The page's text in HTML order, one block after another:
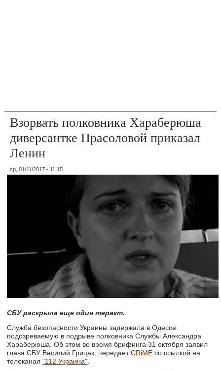
Взорвать полковника Хараберюша
диверсантке Прасоловой приказал
Ленин
ср, 01/11/2017 - 11:15
СБУ раскрыла еще один теракт.
Служба безопасности Украины задержала в Одессе
подозреваемую в подрыве полковника Службы Александра
Хараберюша. Об этом во время брифинга 31 октября заявил
глава СБУ Василий Грицак, передаетCRiME со ссылкой на
телеканал"112 Украина"